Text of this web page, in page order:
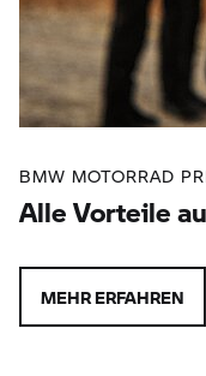
BMW MOTORRAD
Alle Vorteile
MEHR ERFAHREN